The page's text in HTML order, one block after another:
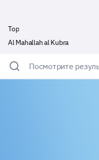
Top
Al Mahallah al Kubra
Посмотрите